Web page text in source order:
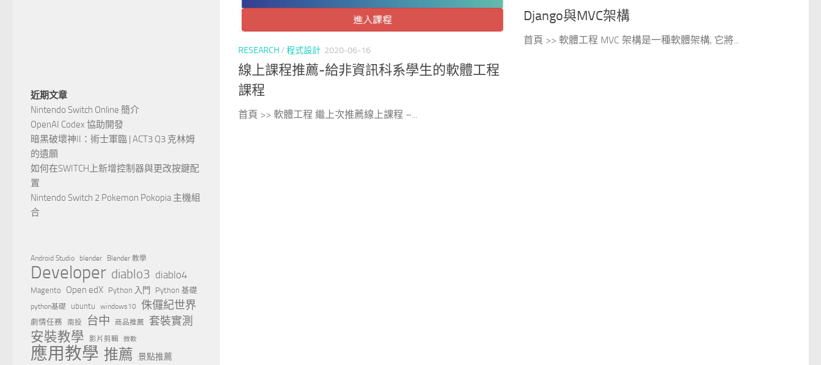
RESEARCH/ 程式設計 2020-06-16
線上課程推薦-給非資訊科系學生的軟體工程
課程
首頁 >> 軟體工程 繼上次推薦線上課程 –...
Django與MVC架構
首頁 >> 軟體工程 MVC 架構是一種軟體架構, 它將...
近期文章
Nintendo Switch Online 簡介
OpenAI Codex 協助開發
暗黑破壞神II：術士軍臨 | ACT3 Q3 克林姆
的遺願
如何在SWITCH上新增控制器與更改按鍵配
置
Nintendo Switch 2 Pokemon Pokopia 主機組
合
Android Studio blender Blender 教學
Developer diablo3 diablo4
Magento Open edX Python 入門 Python 基礎
python基礎 ubuntu windows10 侏儸紀世界
劇情任務 南投 台中 商品推薦 套裝實測
安裝教學 影片剪輯 微軟
應用教學 推薦 景點推薦